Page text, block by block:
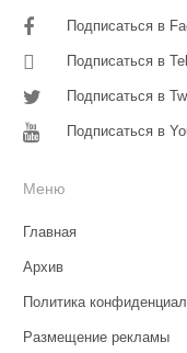
Подписаться в
Подписаться в
Подписаться в
Подписаться в
Меню
Главная
Архив
Политика
Размещение рекламы